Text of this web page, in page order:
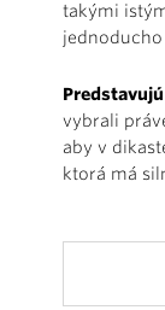
takými
jednoducho
vybrali
aby v
ktorá má